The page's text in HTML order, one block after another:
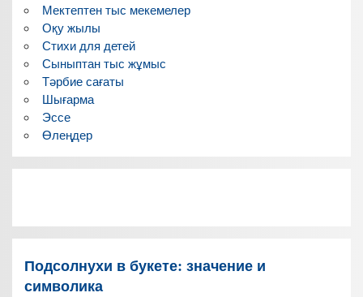
Мектептен тыс мекемелер
Оқу жылы
Стихи для детей
Сыныптан тыс жұмыс
Тәрбие сағаты
Шығарма
Эссе
Өлеңдер
Подсолнухи в букете: значение и
символика